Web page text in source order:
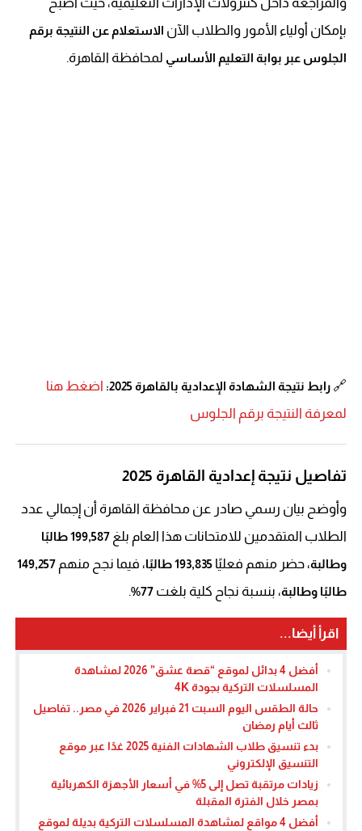
بإمكان أولياء الأمور والطلاب الآن الاستعلام عن النتيجة برقم
الجلوس عبر بوابة التعليم الأساسي لمحافظة القاهرة.
🔗 رابط نتيجة الشهادة الإعدادية بالقاهرة 2025:
اضغط هنا
لمعرفة النتيجة برقم الجلوس
تفاصيل نتيجة إعدادية القاهرة 2025
وأوضح بيان رسمي صادر عن محافظة القاهرة أن إجمالي عدد
الطلاب المتقدمين للامتحانات هذا العام بلغ
199,587 طالبًا
وطالبة، حضر منهم فعليًا 193,835 طالبًا ، فيما نجح منهم 149,257
طالبًا وطالبة، بنسبة نجاح كلية بلغت 77%
.
اقرأ أيضا...
أفضل 4 بدائل لموقع “قصة عشق” 2026 لمشاهدة
المسلسلات التركية بجودة 4K
حالة الطقس اليوم السبت 21 فبراير 2026 في مصر.. تفاصيل
ثالث أيام رمضان
بدء تنسيق طلاب الشهادات الفنية 2025 غدًا عبر موقع
التنسيق الإلكتروني
زيادات مرتقبة تصل إلى 5% في أسعار الأجهزة الكهربائية
بمصر خلال الفترة المقبلة
أفضل 4 مواقع لمشاهدة المسلسلات التركية بديلة لموقع